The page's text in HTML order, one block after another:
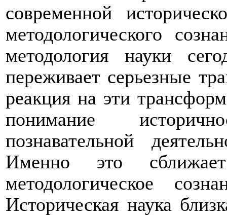
современной
методологического
методология науки
переживает серьезные
реакция на эти
понимание
познавательной
Именно это
методологическое
Историческая наука